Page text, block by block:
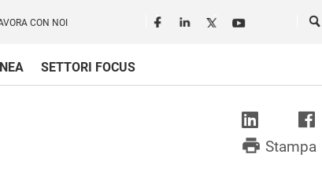
CON NOI Seguici in rete
SETTORI FOCUS
print Stampa